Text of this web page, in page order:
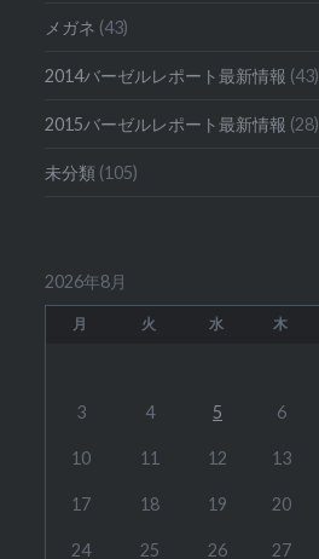
メガネ (43)
2014バーゼルレポート最新情報 (43)
2015バーゼルレポート最新情報 (28)
未分類 (105)
2026年8月
月 火 水 木
3 4 5 6
10 11 12 13
17 18 19 20
24 25 26 27